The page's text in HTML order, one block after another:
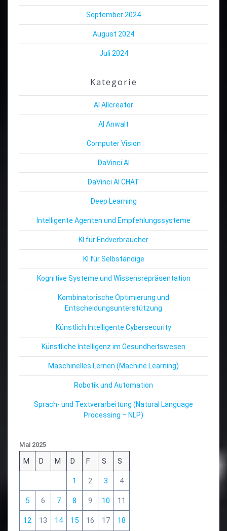
September 2024
August 2024
Juli 2024
Kategorie
AI Allcreator
AI Anwalt
Computer Vision
DaVinci AI
DaVinci AI CHAT
Deep Learning
Intelligente Agenten und Empfehlungssysteme
KI für Endverbraucher
KI für Selbständige
Kognitive Systeme und Wissensrepräsentation
Kombinatorische Optimierung und
Entscheidungsunterstützung
Künstlich Intelligente Cybersecurity
Künstliche Intelligenz im Gesundheitswesen
Maschinelles Lernen (Machine Learning)
Robotik und Automation
Sprach- und Textverarbeitung (Natural Language
Processing – NLP)
Mai 2025
M D M D F S S
1 2 3 4
5 6 7 8 9 10 11
12 13 14 15 16 17 18